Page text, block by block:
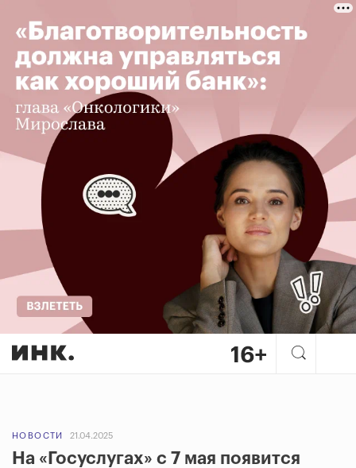
НОВОСТИ 21.04.2025
На «Госуслугах» с 7 мая появится